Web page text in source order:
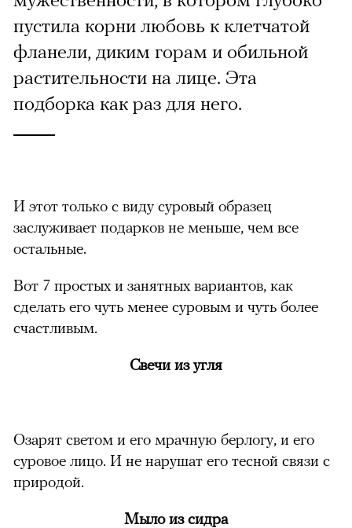
пустила корни любовь к клетчатой
фланели, диким горам и обильной
растительности на лице. Эта
подборка как раз для него.
И этот только с виду суровый образец
заслуживает подарков не меньше, чем все
остальные.
Вот 7 простых и занятных вариантов, как
сделать его чуть менее суровым и чуть более
счастливым.
Свечи из угля
Озарят светом и его мрачную берлогу, и его
суровое лицо. И не нарушат его тесной связи с
природой.
Мыло из сидра